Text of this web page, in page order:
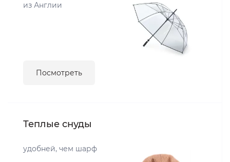
из Англии
Посмотреть
Теплые снуды
удобней, чем шарф